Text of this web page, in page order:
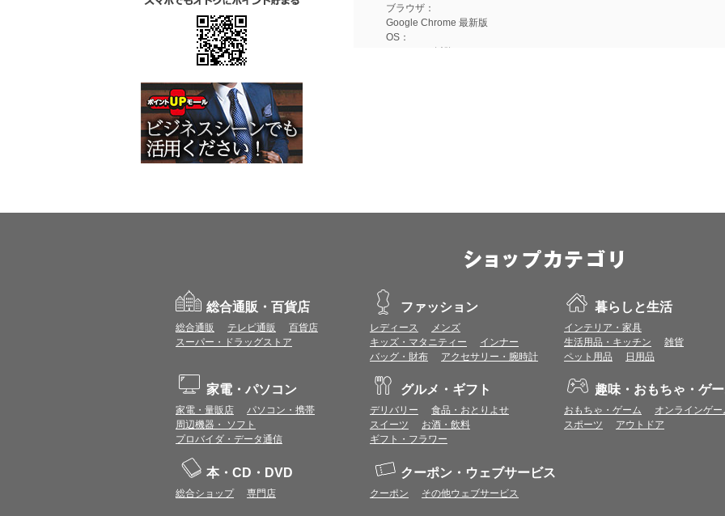
ブラウザ：
Google Chrome 最新版
OS：
Android 15以降
※推奨以外のブラウザや、推奨以前のバージョンのブラウザをご利用の場合
＜CookieやJavaScriptについて＞
本サービスではCookieとJavaScriptの機能を使用している為、Cookieと
ポイント付与につきまして
ントとして付与いたします。
プレミアムポイント付与の対象は、商品代金のみ（税・送料等を除く）となりま
プレミアムポイントの付与予定時期は、カードご利用代金のご請求月と異なる
とに異なりますので、各ショップのショップ詳細ページにてご確認ください。
200円のご利用につき1ポイントとして計算されるため、一部の法人カード等に
が異なる場合があります。
対象サイトにアクセス後、カード決済前に別サイトにアクセスした場合は、ポ
商品購入後、購入内容等に変更があった場合は、プレミアムポイント付与の対
同一ショップで複数回ご利用される場合は、1回のご利用ごとにポイントUPモ
プレミアムポイントはワールドプレゼントのポイントとして景品等に交換できま
一部対象外となるサービスがあります。
総合通販・百貨店
総合通販 テレビ通販
百貨店
スーパー・ドラッグストア
ファッション
レディース
メンズ
キッズ・マタニティー
インナー
バッグ・財布
アクセサリー・腕時計
暮らしと生活
インテリア・家具
生活用品・キッチン
雑貨
ペット用品
日用品
家電・パソコン
家電・量販店
パソコン・携帯
周辺機器・ ソフト
プロバイダ・データ通信
グルメ・ギフト
デリバリー
食品・おとりよせ
スイーツ
お酒・飲料
ギフト・フラワー
趣味・おもちゃ・ゲ
おもちゃ・ゲーム
オンラインゲー
スポーツ
アウトドア
本・CD・DVD
総合ショップ 専門店
クーポン・ウェブサービス
クーポン その他ウェブサービス